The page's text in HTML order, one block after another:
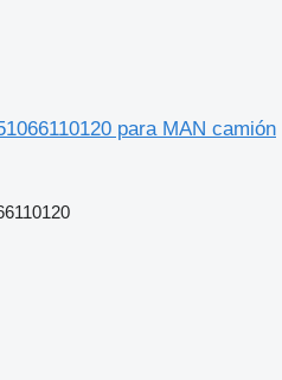
para MAN camión